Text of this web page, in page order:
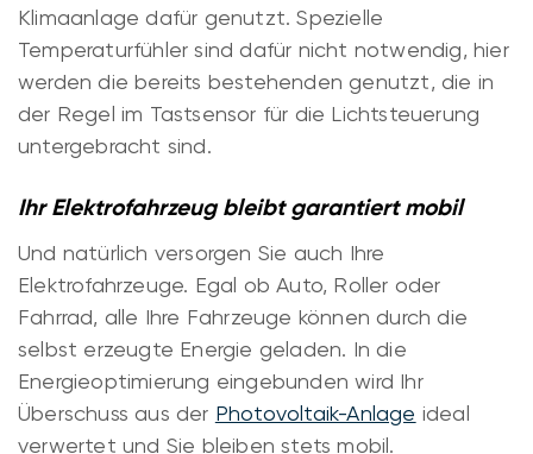
Klimaanlage dafür genutzt. Spezielle
Temperaturfühler sind dafür nicht notwendig, hier
werden die bereits bestehenden genutzt, die in
der Regel im Tastsensor für die Lichtsteuerung
untergebracht sind.
Ihr Elektrofahrzeug bleibt garantiert mobil
Und natürlich versorgen Sie auch Ihre
Elektrofahrzeuge. Egal ob Auto, Roller oder
Fahrrad, alle Ihre Fahrzeuge können durch die
selbst erzeugte Energie geladen. In die
Energieoptimierung eingebunden wird Ihr
Überschuss aus der Photovoltaik-Anlage ideal
verwertet und Sie bleiben stets mobil.